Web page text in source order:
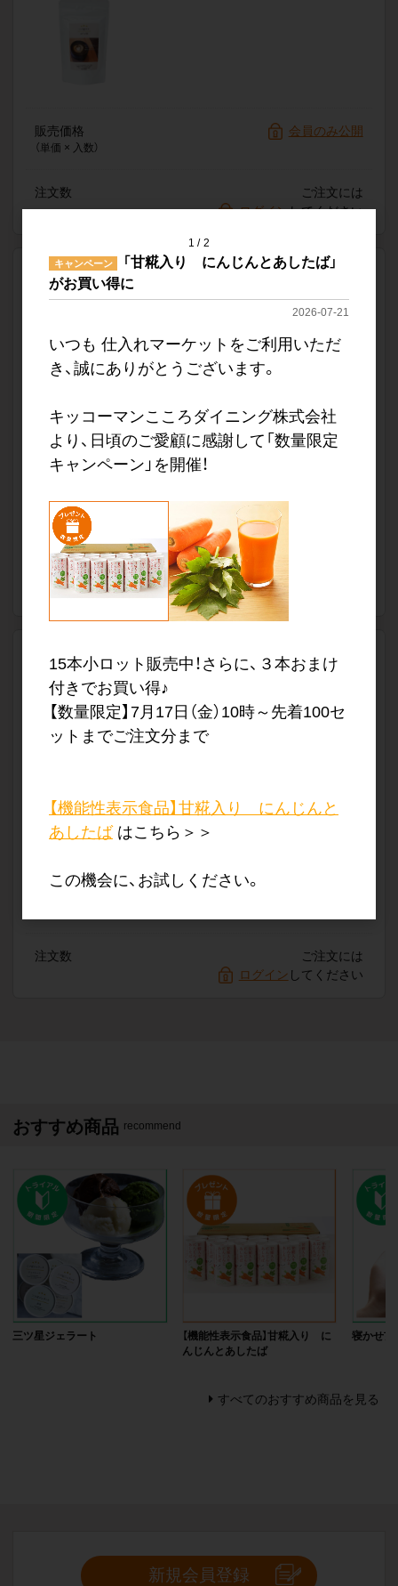
販売価格
（単価 × 入数）
会員のみ公開
注文数
ご注文には
ログインしてください
送料なし
三ツ星ラテ 抹茶 ×24袋
CFDY001-ma
希望小売価格
1,500円（1個あたり・税抜）
販売価格
（単価 × 入数）
注文数
ログインしてください
三ツ星ラテ 安納芋 ×24袋
軽減税率対象
品番
CFDY001-an
希望小売価格
1,500円（1個あたり・税抜）
注文数
ご注文には
ログイン してください
おすすめ商品 recommend
三ツ星ジェラート
【機能性表示食品】甘糀入り に
んじんとあしたば
寝かせ玄
すべてのおすすめ商品を見る
新規会員登録
1 2
キャンペーン
「甘糀入り にんじんとあしたば」
がお買い得に
2026-07-21
いつも 仕入れマーケットをご利用いただ
き、誠にありがとうございます。
キッコーマンこころダイニング株式会社
より、日頃のご愛顧に感謝して「数量限定
キャンペーン」を開催！
15本小ロット販売中！さらに、３本おまけ
付きでお買い得♪
【数量限定】7月17日（金）10時～先着100セ
ットまでご注文分まで
【機能性表示食品】甘糀入り にんじんと
あしたばはこちら＞＞
この機会に、お試しください。